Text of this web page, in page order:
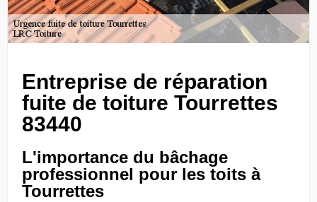
Entreprise de réparation
fuite de toiture Tourrettes
83440
L'importance du bâchage
professionnel pour les toits à
Tourrettes